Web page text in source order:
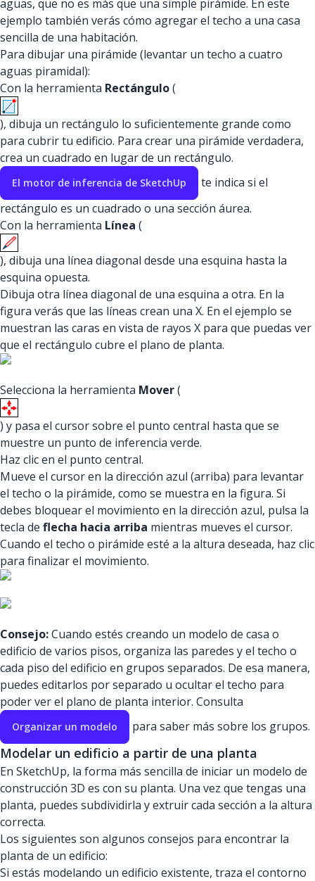
aguas, que no es más que una simple pirámide. En este
ejemplo también verás cómo agregar el techo a una casa
sencilla de una habitación.
Para dibujar una pirámide (levantar un techo a cuatro
aguas piramidal):
Con la herramienta Rectángulo(
), dibuja un rectángulo lo suficientemente grande como
para cubrir tu edificio. Para crear una pirámide verdadera,
crea un cuadrado en lugar de un rectángulo.
El motor de inferencia de SketchUp
te indica si el
rectángulo es un cuadrado o una sección áurea.
Con la herramienta Línea (
), dibuja una línea diagonal desde una esquina hasta la
esquina opuesta.
Dibuja otra línea diagonal de una esquina a otra. En la
figura verás que las líneas crean una X. En el ejemplo se
muestran las caras en vista de rayos X para que puedas ver
que el rectángulo cubre el plano de planta.
Selecciona la herramienta Mover(
) y pasa el cursor sobre el punto central hasta que se
muestre un punto de inferencia verde.
Haz clic en el punto central.
Mueve el cursor en la dirección azul (arriba) para levantar
el techo o la pirámide, como se muestra en la figura. Si
debes bloquear el movimiento en la dirección azul, pulsa la
tecla de flecha hacia arriba mientras mueves el cursor.
Cuando el techo o pirámide esté a la altura deseada, haz clic
para finalizar el movimiento.
Consejo:Cuando estés creando un modelo de casa o
edificio de varios pisos, organiza las paredes y el techo o
cada piso del edificio en grupos separados. De esa manera,
puedes editarlos por separado u ocultar el techo para
poder ver el plano de planta interior. Consulta
Organizar un modelo para saber más sobre los grupos.
Modelar un edificio a partir de una planta
En SketchUp, la forma más sencilla de iniciar un modelo de
construcción 3D es con su planta. Una vez que tengas una
planta, puedes subdividirla y extruir cada sección a la altura
correcta.
Los siguientes son algunos consejos para encontrar la
planta de un edificio:
Si estás modelando un edificio existente, traza el contorno